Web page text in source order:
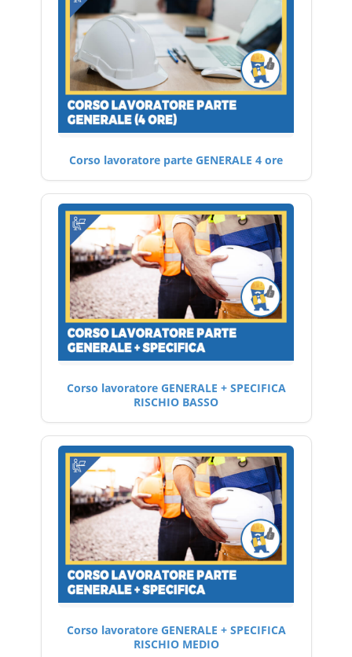
Corso lavoratore parte GENERALE 4 ore
Corso lavoratore GENERALE + SPECIFICA
RISCHIO BASSO
Corso lavoratore GENERALE + SPECIFICA
RISCHIO MEDIO